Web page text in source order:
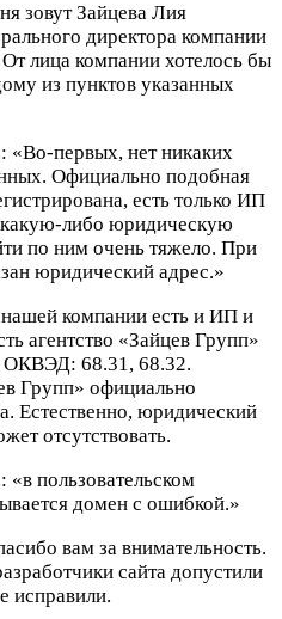
зовут Зайцева Лия
директора компании
лица компании хотелось бы
из пунктов указанных
«Во-первых, нет никаких
Официально подобная
есть только ИП
либо юридическую
по ним очень тяжело. При
юридический адрес.»
компании есть и ИП и
агентство «Зайцев Групп»
ОКВЭД: 68.31, 68.32.
Групп» официально
Естественно, юридический
отсутствовать.
«в пользовательском
домен с ошибкой.»
вам за внимательность.
сайта допустили
исправили.